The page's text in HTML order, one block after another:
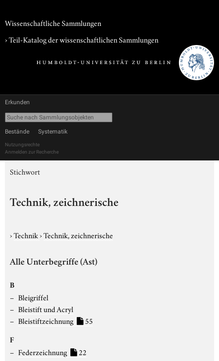
Wissenschaftliche Sammlungen
› Teil-Katalog der wissenschaftlichen Sammlungen
Erkunden
Bestände Systematik
Nutzungsrechte
Anmelden zur Recherche
Stichwort
Technik, zeichnerische
›Technik›Technik, zeichnerische
Alle Unterbegriffe (Ast)
B
Bleigriffel
Bleistift und Acryl
Bleistiftzeichnung
55
F
Federzeichnung 22